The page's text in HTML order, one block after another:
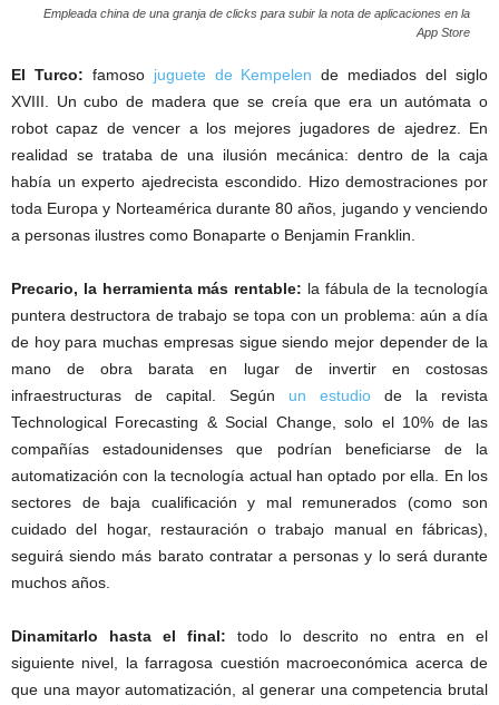
Empleada china de una granja de clicks para subir la nota de aplicaciones en la
App Store
El Turco: famoso juguete de Kempelen de mediados del siglo
XVIII. Un cubo de madera que se creía que era un autómata o
robot capaz de vencer a los mejores jugadores de ajedrez. En
realidad se trataba de una ilusión mecánica: dentro de la caja
había un experto ajedrecista escondido. Hizo demostraciones por
toda Europa y Norteamérica durante 80 años, jugando y venciendo
a personas ilustres como Bonaparte o Benjamin Franklin.
Precario, la herramienta más rentable: la fábula de la tecnología
puntera destructora de trabajo se topa con un problema: aún a día
de hoy para muchas empresas sigue siendo mejor depender de la
mano de obra barata en lugar de invertir en costosas
infraestructuras de capital. Según un estudio de la revista
Technological Forecasting & Social Change, solo el 10% de las
compañías estadounidenses que podrían beneficiarse de la
automatización con la tecnología actual han optado por ella. En los
sectores de baja cualificación y mal remunerados (como son
cuidado del hogar, restauración o trabajo manual en fábricas),
seguirá siendo más barato contratar a personas y lo será durante
muchos años.
Dinamitarlo hasta el final: todo lo descrito no entra en el
siguiente nivel, la farragosa cuestión macroeconómica acerca de
que una mayor automatización, al generar una competencia brutal